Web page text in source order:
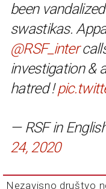
been
swastikas.
@RSF_inter
investigation &
hatred !
— RSF in
24, 2020
Nezavisno društvo